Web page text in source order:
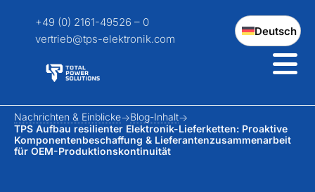
+49 (0) 2161-49526 – 0
vertrieb@tps-elektronik.com
Deutsch
Nachrichten & Einblicke
Blog-Inhalt
TPS Aufbau resilienter Elektronik-Lieferketten: Proaktive
Komponentenbeschaffung & Lieferantenzusammenarbeit
für OEM-Produktionskontinuität